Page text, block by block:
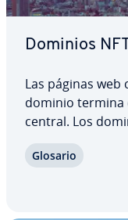
Dominios
Las páginas web
dominio termina
central. Los
tener otra
Glosario